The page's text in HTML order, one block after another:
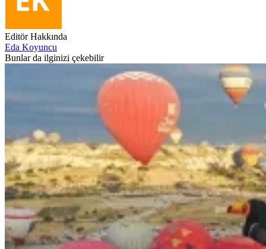
Editör Hakkında
Eda Koyuncu
Bunlar da ilginizi çekebilir